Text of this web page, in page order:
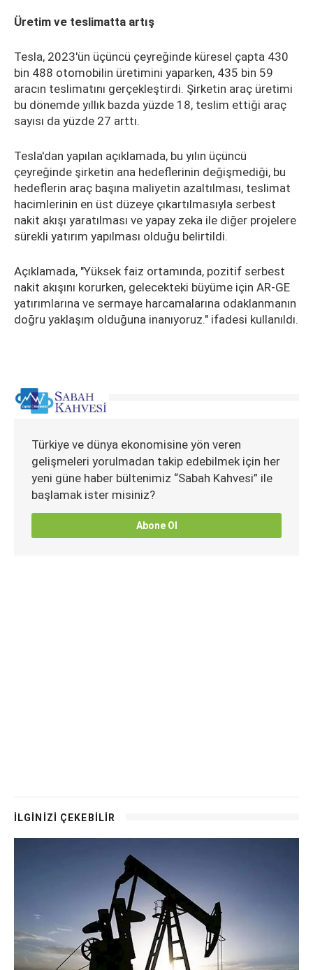
Üretim ve teslimatta artış
Tesla, 2023'ün üçüncü çeyreğinde küresel çapta 430
bin 488 otomobilin üretimini yaparken, 435 bin 59
aracın teslimatını gerçekleştirdi. Şirketin araç üretimi
bu dönemde yıllık bazda yüzde 18, teslim ettiği araç
sayısı da yüzde 27 arttı.
Tesla'dan yapılan açıklamada, bu yılın üçüncü
çeyreğinde şirketin ana hedeflerinin değişmediği, bu
hedeflerin araç başına maliyetin azaltılması, teslimat
hacimlerinin en üst düzeye çıkartılmasıyla serbest
nakit akışı yaratılması ve yapay zeka ile diğer projelere
sürekli yatırım yapılması olduğu belirtildi.
Açıklamada, "Yüksek faiz ortamında, pozitif serbest
nakit akışını korurken, gelecekteki büyüme için AR-GE
yatırımlarına ve sermaye harcamalarına odaklanmanın
doğru yaklaşım olduğuna inanıyoruz." ifadesi kullanıldı.
Türkiye ve dünya ekonomisine yön veren
gelişmeleri yorulmadan takip edebilmek için her
yeni güne haber bültenimiz “Sabah Kahvesi” ile
başlamak ister misiniz?
Abone Ol
İLGİNİZİ ÇEKEBİLİR